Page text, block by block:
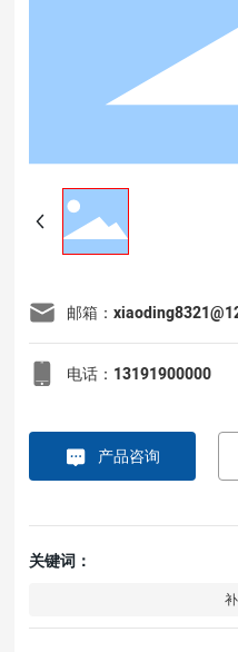
邮箱：
电话：13191900000
产品咨询
关键词：